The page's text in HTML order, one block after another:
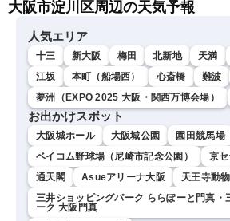
LiVEムーン・駒木結衣／本
大阪市淀川区周辺の天気予報
人気エリア
十三 新大阪 梅田 北新地 天満
江坂
本町（船場西） 心斎橋 難波
夢洲（EXPO 2025 大阪・関西万博会場）
お出かけスポット
大阪城ホール 大阪城公園
園田競馬場
ベイコム野球場（尼崎市記念公園）
京
通天閣
Asueアリーナ大阪
天王寺動
三井ショッピングパーク ららぽーと門真・
ーク 大阪門真